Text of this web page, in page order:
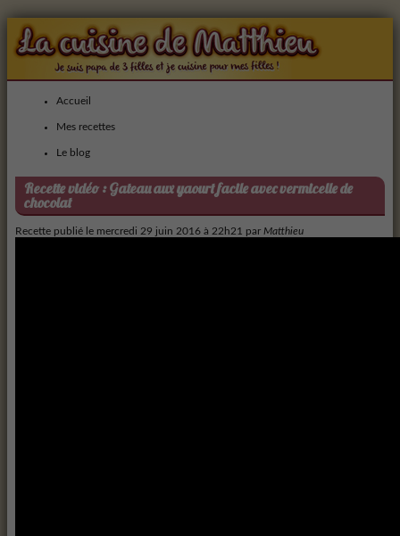
Accueil
Mes recettes
Le blog
Recette vidéo : Gateau aux yaourt facile avec vermicelle de
chocolat
Recette publié le mercredi 29 juin 2016 à 22h21 par Matthieu